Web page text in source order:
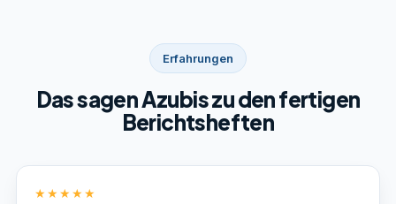
Erfahrungen
Das sagen Azubis zu den fertigen
Berichtsheften
★★★★★